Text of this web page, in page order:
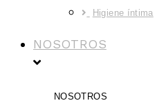
Higiene íntima
NOSOTROS
NOSOTROS